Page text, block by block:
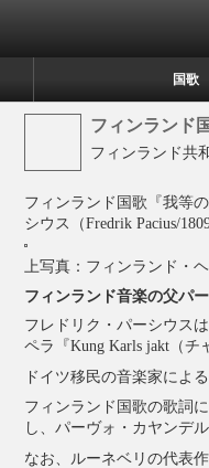
国歌
フィンランド
フィンランド共
フィンランド国歌『我等
シウス（Fredrik Pacius/
上写真：フィンランド・
フィンランド音楽の父パ
フレドリク・パーシウス
ペラ『Kung Karls jakt（チ
ドイツ移民の音楽家によ
フィンランド国歌の歌詞
し、パーヴォ・カヤンデ
なお、ルーネベリの代表